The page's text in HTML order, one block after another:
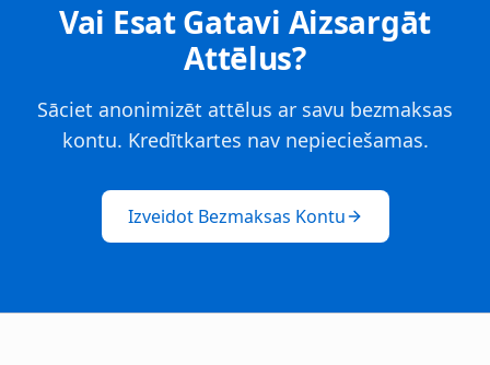
Vai Esat Gatavi Aizsargāt
Attēlus?
Sāciet anonimizēt attēlus ar savu bezmaksas
kontu. Kredītkartes nav nepieciešamas.
Izveidot Bezmaksas Kontu